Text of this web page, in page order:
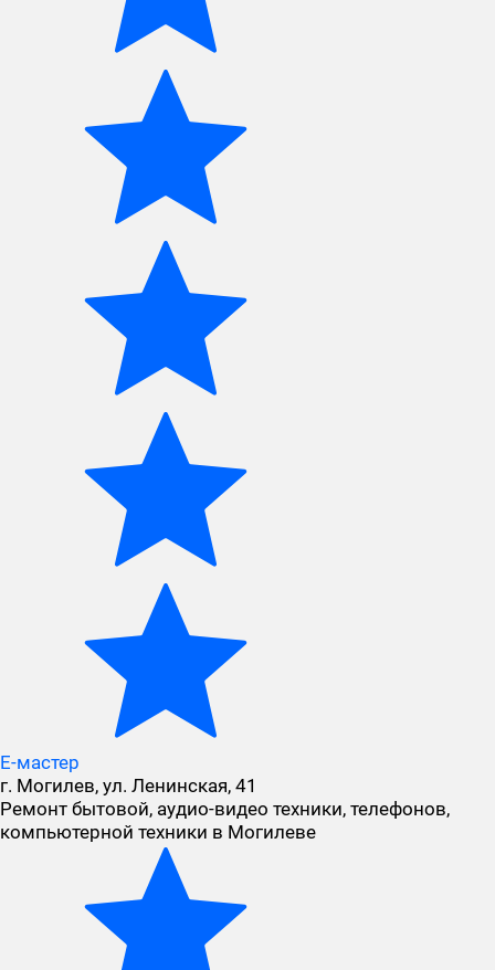
Е-мастер
г. Могилев, ул. Ленинская, 41
Ремонт бытовой, аудио-видео техники, телефонов,
компьютерной техники в Могилеве